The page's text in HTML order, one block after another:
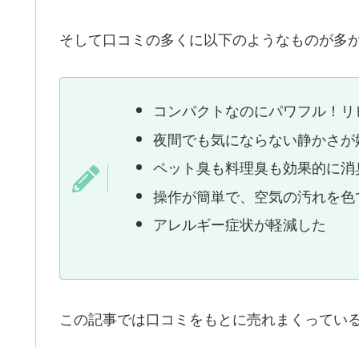
そして口コミの多くに以下のようなものが多
コンパクトなのにパワフル！
夜間でも気にならない静かさ
ペット臭も料理臭も効果的に
操作が簡単で、空気の汚れを
アレルギー症状が軽減した
この記事では口コミをもとに売れまくってい